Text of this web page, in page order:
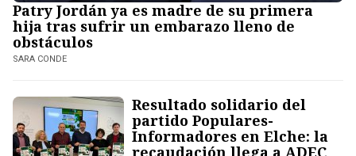
Patry Jordán ya es madre de su primera
hija tras sufrir un embarazo lleno de
obstáculos
SARA CONDE
Resultado solidario del
partido Populares-
Informadores en Elche: la